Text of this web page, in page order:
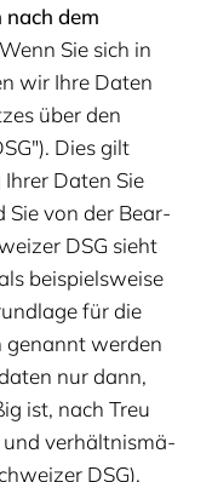
dem
Wenn Sie sich in
wir Ihre Daten
über den
"). Dies gilt
Daten Sie
Sie von der Bear­
DSG sieht
bei­spiels­wei­se
für die
genannt wer­den
nur dann,
ist, nach Treu
und ver­hält­nis­mä­
DSG).